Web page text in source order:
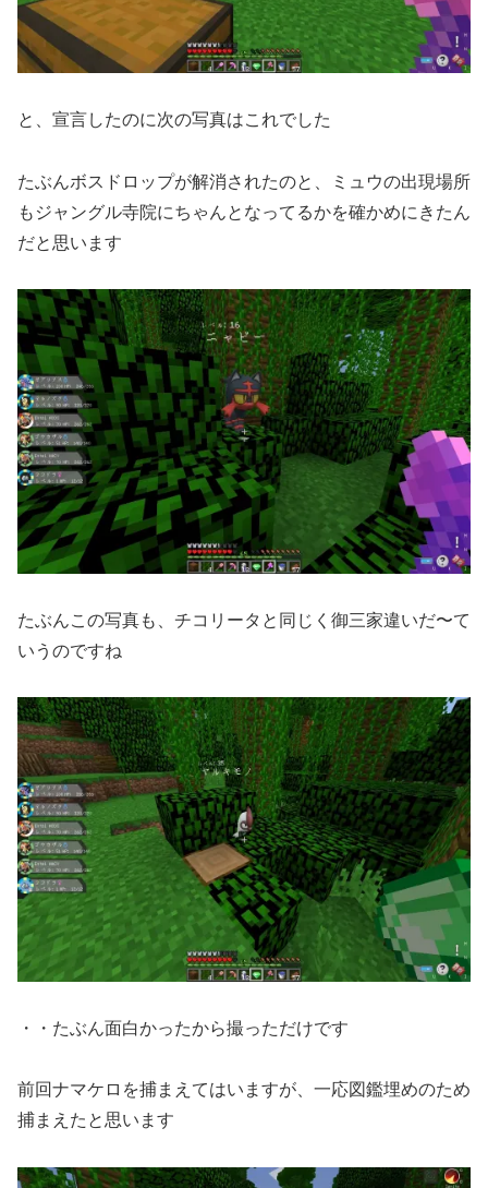
と、宣言したのに次の写真はこれでした
たぶんボスドロップが解消されたのと、ミュウの出現場所
もジャングル寺院にちゃんとなってるかを確かめにきたん
だと思います
たぶんこの写真も、チコリータと同じく御三家違いだ〜て
いうのですね
・・たぶん面白かったから撮っただけです
前回ナマケロを捕まえてはいますが、一応図鑑埋めのため
捕まえたと思います